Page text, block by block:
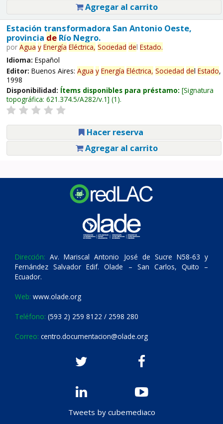
Agregar al carrito
Estación transformadora San Antonio Oeste,
provincia deRío Negro.
por Agua y Energía Eléctrica, Sociedad del Estado.
Idioma: Español
Editor: Buenos Aires: Agua y Energía Eléctrica, Sociedad del Estado,
1998
Disponibilidad: Ítems disponibles para préstamo: Signatura
topográfica: 621.374.5/A282/v.1 (1).
Hacer reserva
Agregar al carrito
Dirección: Av. Mariscal Antonio José de Sucre N58-63 y
Fernández Salvador Edif. Olade – San Carlos, Quito –
Ecuador.
Web: www.olade.org
Teléfono: (593 2) 259 8122 / 2598 280
Correo: centro.documentacion@olade.org
Tweets by cubemediaco